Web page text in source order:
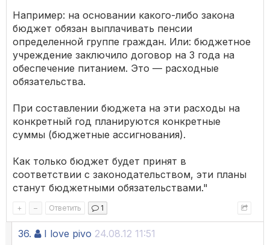
Например: на основании какого-либо закона
бюджет обязан выплачивать пенсии
определенной группе граждан. Или: бюджетное
учреждение заключило договор на 3 года на
обеспечение питанием. Это — расходные
обязательства.
При составлении бюджета на эти расходы на
конкретный год планируются конкретные
суммы (бюджетные ассигнования).
Как только бюджет будет принят в
соответствии с законодательством, эти планы
станут бюджетными обязательствами."
+ – Ответить 1
36. I love pivo 24.08.12 11:51